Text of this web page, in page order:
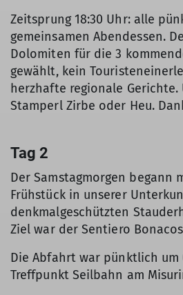
Zeitsprung 18:30 Uhr: alle
gemeinsamen Abendessen.
Dolomiten für die 3
gewählt, kein
herzhafte regionale Gerichte.
Stamperl Zirbe oder Heu.
Tag 2
Der Samstagmorgen begann
Frühstück in unserer
denkmalgeschützten
Ziel war der Sentiero
Die Abfahrt war pünktlich um
Treffpunkt Seilbahn am